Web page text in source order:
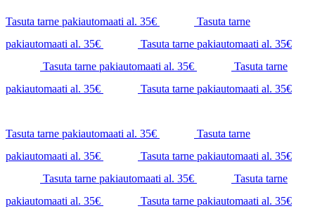
Tasuta tarne pakiautomaati al. 35€
Tasuta tarne
pakiautomaati al. 35€
Tasuta tarne pakiautomaati al. 35€
Tasuta tarne pakiautomaati al. 35€
Tasuta tarne
pakiautomaati al. 35€
Tasuta tarne pakiautomaati al. 35€
Tasuta tarne pakiautomaati al. 35€
Tasuta tarne
pakiautomaati al. 35€
Tasuta tarne pakiautomaati al. 35€
Tasuta tarne pakiautomaati al. 35€
Tasuta tarne
pakiautomaati al. 35€
Tasuta tarne pakiautomaati al. 35€